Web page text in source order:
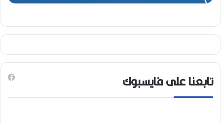
تابعنا على فايسبوك